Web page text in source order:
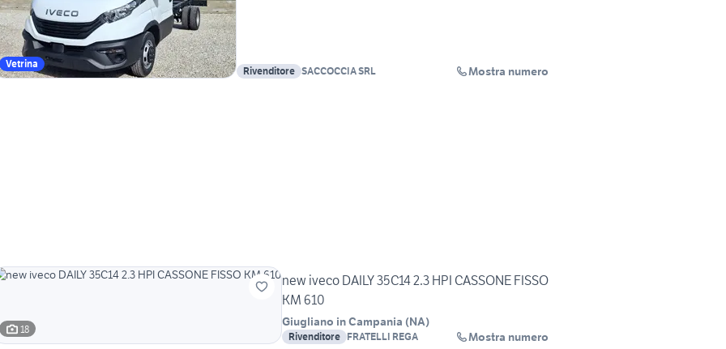
Vetrina
Rivenditore SACCOCCIA SRL Mostra numero
18
new iveco DAILY 35C14 2.3 HPI CASSONE FISSO
KM 610
Giugliano in Campania (NA)
Rivenditore FRATELLI REGA Mostra numero